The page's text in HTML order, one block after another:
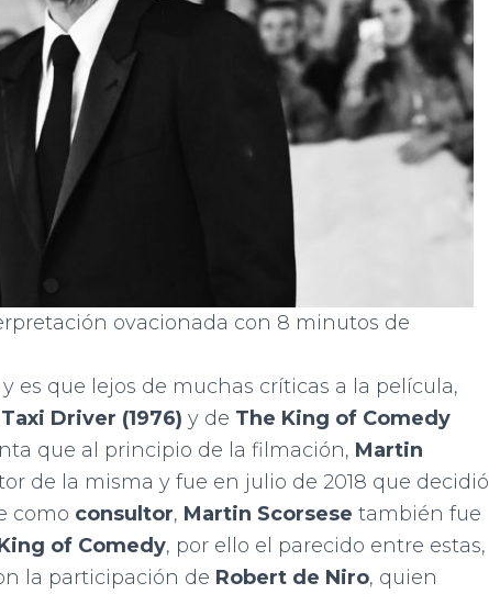
ovacionada con 8 minutos de
es que lejos de muchas críticas a la película,
Taxi Driver (1976) y de The King of Comedy
que al principio de la filmación, Martin
de la misma y fue en julio de 2018 que decidió
como consultor, Martin Scorsese también fue
of Comedy, por ello el parecido entre estas,
la participación de Robert de Niro, quien